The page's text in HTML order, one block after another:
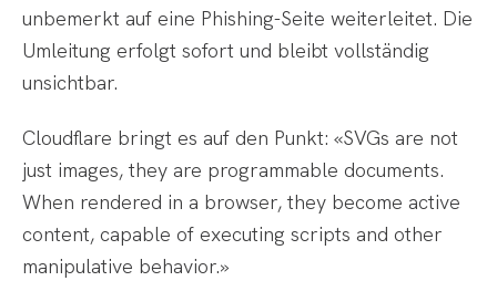
unbemerkt auf eine Phishing-Seite weiterleitet. Die
Umleitung erfolgt sofort und bleibt vollständig
unsichtbar.
Cloudflare bringt es auf den Punkt: «SVGs are not
just images, they are programmable documents.
When rendered in a browser, they become active
content, capable of executing scripts and other
manipulative behavior.»